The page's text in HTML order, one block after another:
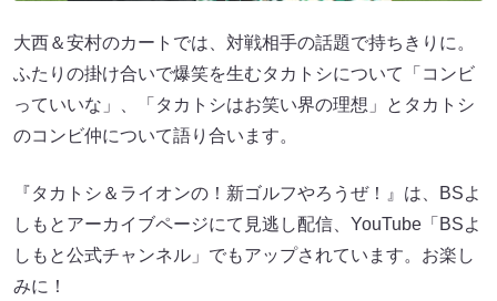
大西＆安村のカートでは、対戦相手の話題で持ちきりに。
ふたりの掛け合いで爆笑を生むタカトシについて「コンビ
っていいな」、「タカトシはお笑い界の理想」とタカトシ
のコンビ仲について語り合います。
『タカトシ＆ライオンの！新ゴルフやろうぜ！』は、BSよ
しもとアーカイブページにて見逃し配信、YouTube「BSよ
しもと公式チャンネル」でもアップされています。お楽し
みに！